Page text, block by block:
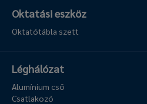
Oktatási eszköz
Oktatótábla szett
Léghálózat
Alumínium cső
Csatlakozó